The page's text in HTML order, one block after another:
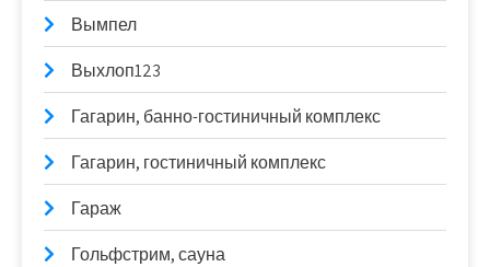
Вымпел
Выхлоп123
Гагарин, банно-гостиничный комплекс
Гагарин, гостиничный комплекс
Гараж
Гольфстрим, сауна